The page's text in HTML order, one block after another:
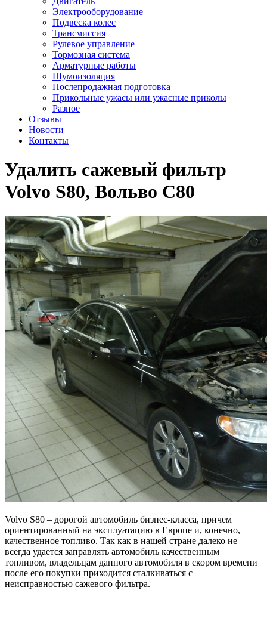
Электрооборудование
Подвеска колес
Трансмиссия
Рулевое управление
Тормозная система
Арматурные работы
Шумоизоляция
Послепродажная подготовка
Прикольные ужасы или ужасные приколы
Разное
Отзывы
Новости
Контакты
Удалить сажевый фильтр
Volvo S80, Вольво С80
Volvo S80 – дорогой автомобиль бизнес-класса, причем
ориентированный на эксплуатацию в Европе и, конечно,
качественное топливо. Так как в нашей стране далеко не
всегда удается заправлять автомобиль качественным
топливом, владельцам данного автомобиля в скором времени
после его покупки приходится сталкиваться с
неисправностью сажевого фильтра.